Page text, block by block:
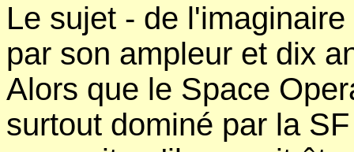
Le sujet - de
par son ampleur et dix
Alors que le Space
surtout dominé par la